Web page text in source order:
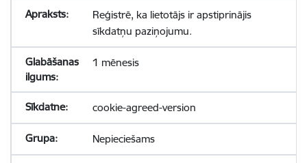
Reģistrē, ka lietotājs ir apstiprinājis
sīkdatņu paziņojumu.
1 mēnesis
cookie-agreed-version
Nepieciešams